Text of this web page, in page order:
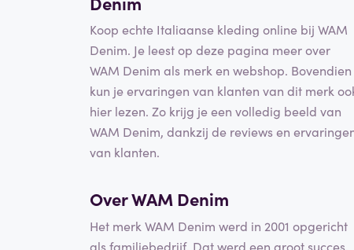
Koop echte Italiaanse kleding online bij WAM
Denim. Je leest op deze pagina meer over
WAM Denim als merk en webshop. Bovendien
kun je ervaringen van klanten van dit merk
hier lezen. Zo krijg je een volledig beeld van
WAM Denim, dankzij de reviews en
van klanten.
Over WAM Denim
Het merk WAM Denim werd in 2001 opgericht
als familiebedrijf. Dat werd een groot succes,